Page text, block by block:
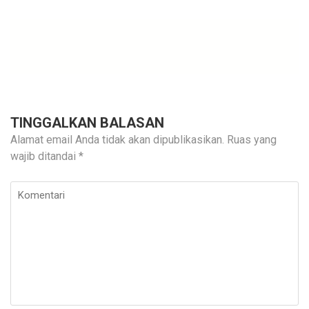
TINGGALKAN BALASAN
Alamat email Anda tidak akan dipublikasikan. Ruas yang
wajib ditandai *
Komentari